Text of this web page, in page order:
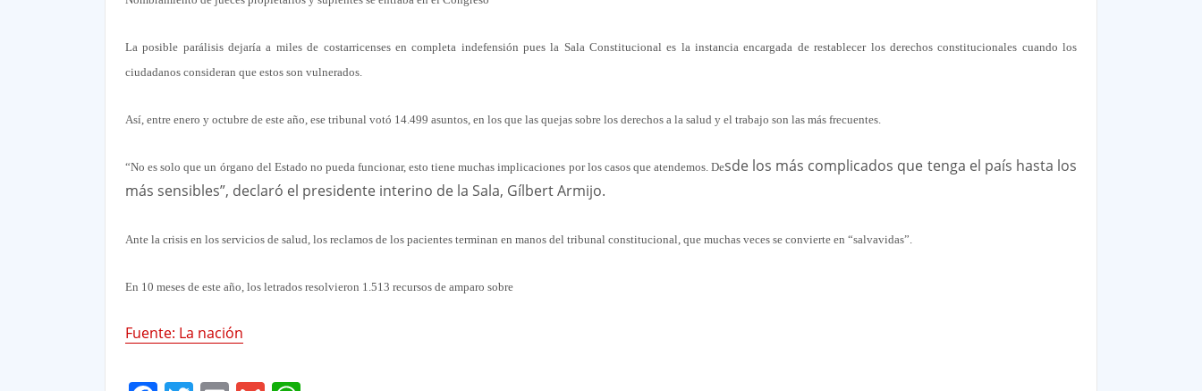
La posible parálisis dejaría a miles de costarricenses en completa indefensión pues la Sala Constitucional es la instancia encargada de restablecer los derechos constitucionales cuando los
ciudadanos consideran que estos son vulnerados.
Así, entre enero y octubre de este año, ese tribunal votó 14.499 asuntos, en los que las quejas sobre los derechos a la salud y el trabajo son las más frecuentes.
“No es solo que un órgano del Estado no pueda funcionar, esto tiene muchas implicaciones por los casos que atendemos. Desde los más complicados que tenga el país hasta los
más sensibles”, declaró el presidente interino de la Sala, Gílbert Armijo.
Ante la crisis en los servicios de salud, los reclamos de los pacientes terminan en manos del tribunal constitucional, que muchas veces se convierte en “salvavidas”.
En 10 meses de este año, los letrados resolvieron 1.513 recursos de amparo sobre
Fuente: La nación